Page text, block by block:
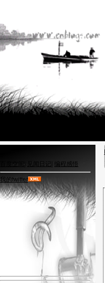
百度空间 | 见闻日记 编程感悟
我的twitter